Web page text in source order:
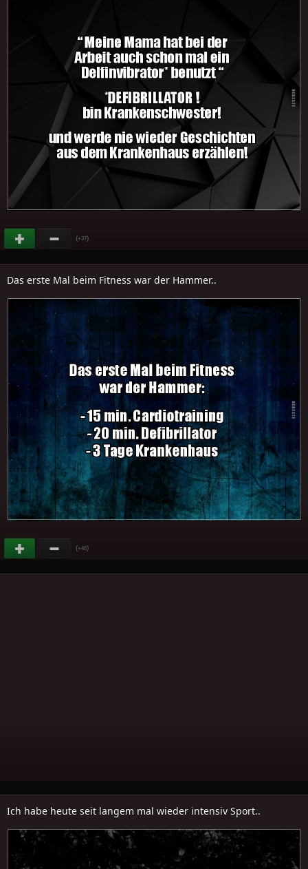
(+37)
Das erste Mal beim Fitness war der Hammer..
(+46)
Ich habe heute seit langem mal wieder intensiv Sport..